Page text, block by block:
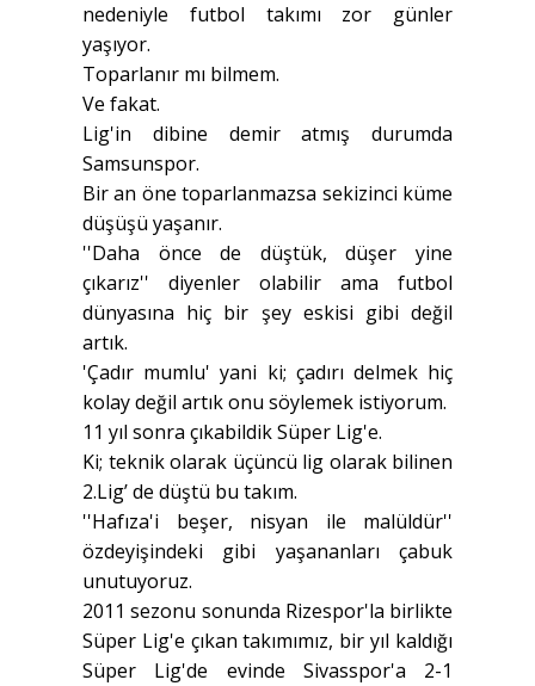
nedeniyle futbol takımı zor günler
yaşıyor.
Toparlanır mı bilmem.
Ve fakat.
Lig'in dibine demir atmış durumda
Samsunspor.
Bir an öne toparlanmazsa sekizinci küme
düşüşü yaşanır.
''Daha önce de düştük, düşer yine
çıkarız'' diyenler olabilir ama futbol
dünyasına hiç bir şey eskisi gibi değil
artık.
'Çadır mumlu' yani ki; çadırı delmek hiç
kolay değil artık onu söylemek istiyorum.
11 yıl sonra çıkabildik Süper Lig'e.
Ki; teknik olarak üçüncü lig olarak bilinen
2.Lig’ de düştü bu takım.
''Hafıza'i beşer, nisyan ile malüldür''
özdeyişindeki gibi yaşananları çabuk
unutuyoruz.
2011 sezonu sonunda Rizespor'la birlikte
Süper Lig'e çıkan takımımız, bir yıl kaldığı
Süper Lig'de evinde Sivasspor'a 2-1